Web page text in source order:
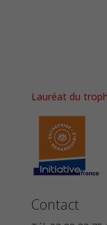
Lauréat du
Contact